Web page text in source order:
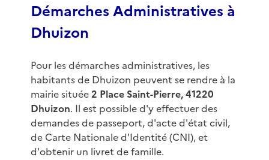
Démarches Administratives à
Dhuizon
Pour les démarches administratives, les
habitants de Dhuizon peuvent se rendre à la
mairie située2 Place Saint-Pierre, 41220
Dhuizon. Il est possible d'y effectuer des
demandes de passeport, d'acte d'état civil,
de Carte Nationale d'Identité (CNI), et
d'obtenir un livret de famille.